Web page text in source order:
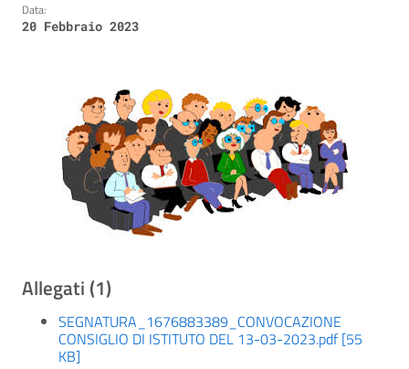
Data:
20 Febbraio 2023
Allegati (1)
SEGNATURA_1676883389_CONVOCAZIONE
CONSIGLIO DI ISTITUTO DEL 13-03-2023.pdf [55
KB]